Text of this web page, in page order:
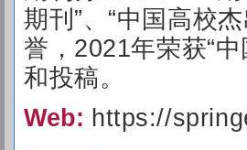
期刊”、“中国高校
誉，2021年荣获“
和投稿。
Web: https://